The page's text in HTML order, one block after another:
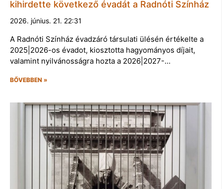
kihirdette következő évadát a Radnóti Színház
2026. június. 21. 22:31
A Radnóti Színház évadzáró társulati ülésén értékelte a
2025|2026-os évadot, kiosztotta hagyományos díjait,
valamint nyilvánosságra hozta a 2026|2027-…
BŐVEBBEN »